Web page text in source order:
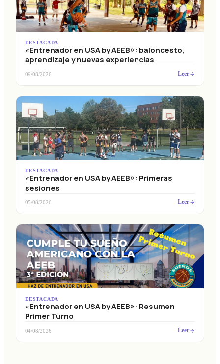
DESTACADA
«Entrenador en USA by AEEB»: baloncesto,
aprendizaje y nuevas experiencias
09/08/2026 Leer
DESTACADA
«Entrenador en USA by AEEB»: Primeras
sesiones
05/08/2026 Leer
DESTACADA
«Entrenador en USA by AEEB»: Resumen
Primer Turno
04/08/2026 Leer